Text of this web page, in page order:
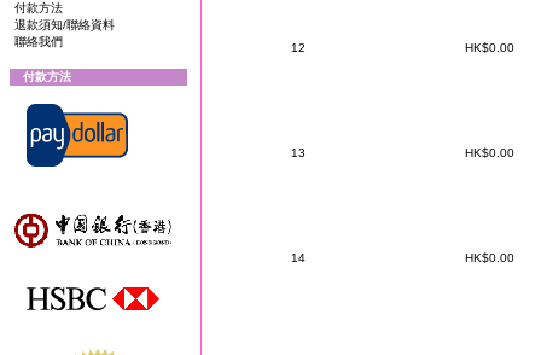
付款方法
退款須知/聯絡資料
聯絡我們
付款方法
12 HK$0.00
13 HK$0.00
14 HK$0.00